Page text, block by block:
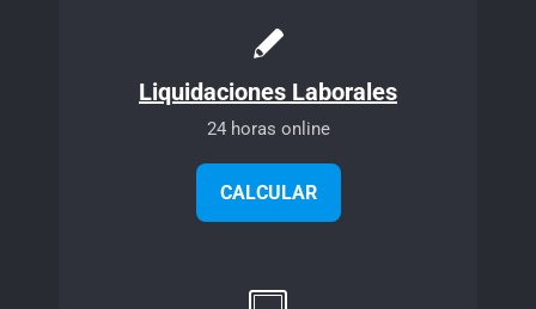
Liquidaciones Laborales
24 horas online
CALCULAR